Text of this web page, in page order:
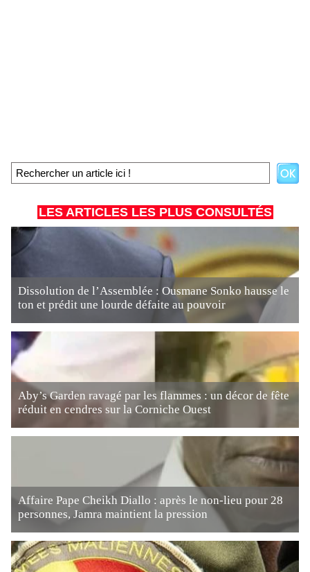
LES ARTICLES LES PLUS CONSULTÉS
Dissolution de l’Assemblée : Ousmane Sonko hausse le
ton et prédit une lourde défaite au pouvoir
Aby’s Garden ravagé par les flammes : un décor de fête
réduit en cendres sur la Corniche Ouest
Affaire Pape Cheikh Diallo : après le non-lieu pour 28
personnes, Jamra maintient la pression